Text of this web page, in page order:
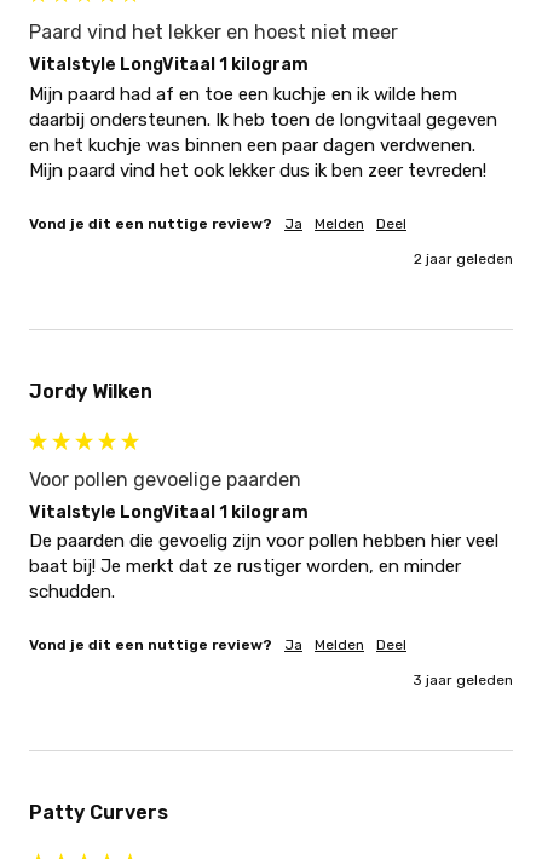
Paard vind het lekker en hoest niet meer
Vitalstyle LongVitaal 1 kilogram
Mijn paard had af en toe een kuchje en ik wilde hem
daarbij ondersteunen. Ik heb toen de longvitaal gegeven
en het kuchje was binnen een paar dagen verdwenen.
Mijn paard vind het ook lekker dus ik ben zeer tevreden!
Vond je dit een nuttige review? Ja Melden Deel
2 jaar geleden
Jordy Wilken
Voor pollen gevoelige paarden
Vitalstyle LongVitaal 1 kilogram
De paarden die gevoelig zijn voor pollen hebben hier veel
baat bij! Je merkt dat ze rustiger worden, en minder
schudden.
Vond je dit een nuttige review? Ja Melden Deel
3 jaar geleden
Patty Curvers